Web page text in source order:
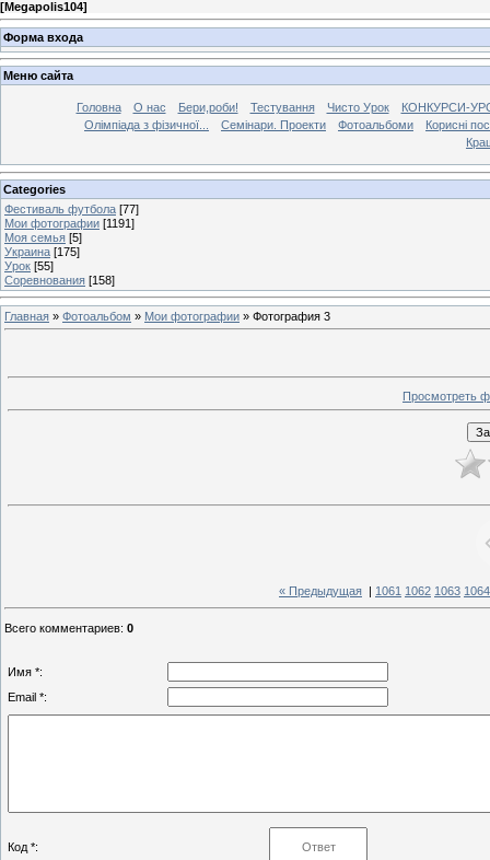
[Megapolis104]
Форма входа
Меню сайта
Головна О нас Бери,роби! Тестування Чисто Урок
КОНКУРСИ-
Олімпіада з фізичної...
Семінари. Проекти Фотоальбоми
Корисні
Categories
Фестиваль футбола [77]
Мои фотографии [1191]
Моя семья [5]
Украина [175]
Урок [55]
Соревнования [158]
Главная » Фотоальбом » Мои фотографии » Фотография 3
Просмотреть
« Предыдущая 1061 1062 1063 1064
Всего комментариев: 0
Имя *:
Email *:
Код *: